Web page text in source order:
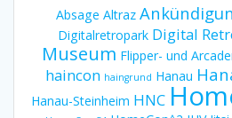
Absage Altraz
Digitalretropark Digital
Museum Flipper- und
haincon haingrund Hanau
Hanau-Steinheim HNC